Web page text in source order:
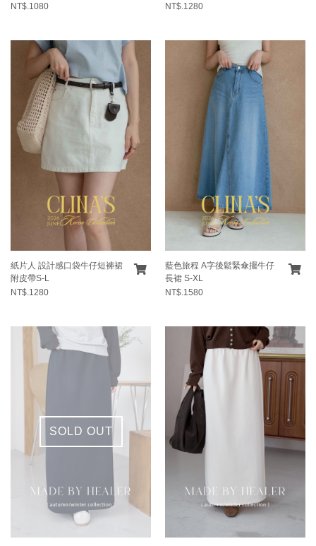
NT$.1080
NT$.1280
紙片人 設計感口袋牛仔短褲裙
附皮帶S-L
NT$.1280
藍色旅程 A字後鬆緊傘擺牛仔
長裙 S-XL
NT$.1580
SOLD OUT